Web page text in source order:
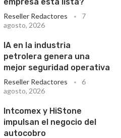
Reseller Redactores
7
agosto, 2026
IA en la industria
petrolera genera una
mejor seguridad operativa
Reseller Redactores
6
agosto, 2026
Intcomex y HiStone
impulsan el negocio del
autocobro